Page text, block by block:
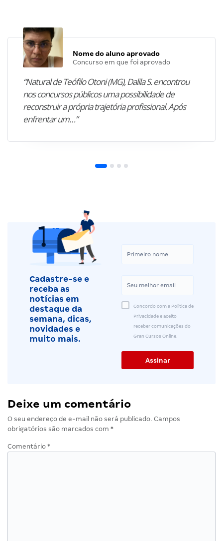
Nome do aluno aprovado
Concurso em que foi aprovado
“Natural de Teófilo Otoni (MG), Dalila S. encontrou
nos concursos públicos uma possibilidade de
reconstruir a própria trajetória profissional. Após
enfrentar um…”
Cadastre-se e
receba as
notícias em
destaque da
semana, dicas,
novidades e
muito mais.
Concordo com a Política de
Privacidade e aceito
receber comunicações do
Gran Cursos Online.
Deixe um comentário
O seu endereço de e-mail não será publicado. Campos
obrigatórios são marcados com *
Comentário *